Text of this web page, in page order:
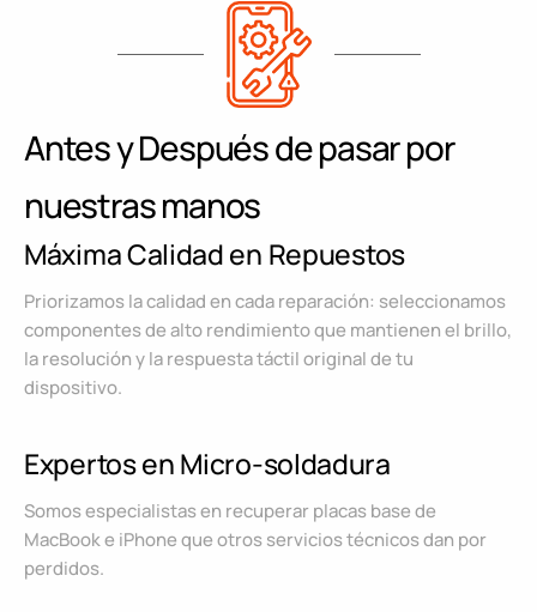
Antes y Después de pasar por
nuestras manos
Máxima Calidad en Repuestos
Priorizamos la calidad en cada reparación: seleccionamos
componentes de alto rendimiento que mantienen el brillo,
la resolución y la respuesta táctil original de tu
dispositivo.
Expertos en Micro-soldadura
Somos especialistas en recuperar placas base de
MacBook e iPhone que otros servicios técnicos dan por
perdidos.